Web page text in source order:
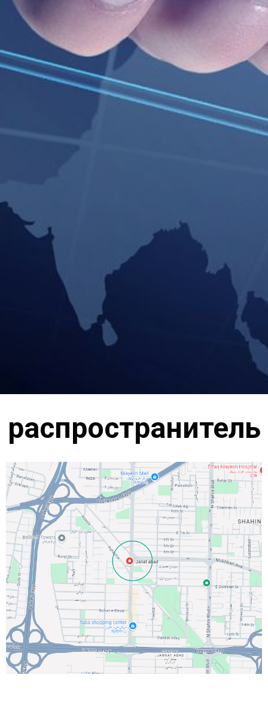
распространитель